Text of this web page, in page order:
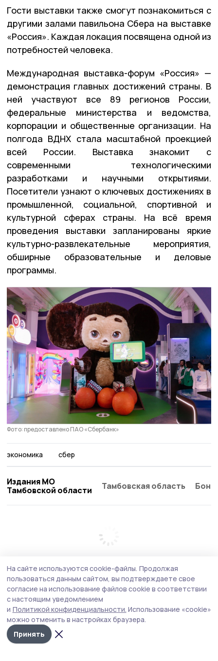
Гости выставки также смогут познакомиться с
другими залами павильона Сбера на выставке
«Россия». Каждая локация посвящена одной из
потребностей человека.
Международная выставка-форум «Россия» —
демонстрация главных достижений страны. В
ней участвуют все 89 регионов России,
федеральные министерства и ведомства,
корпорации и общественные организации. На
полгода ВДНХ стала масштабной проекцией
всей России. Выставка знакомит с
современными технологическими
разработками и научными открытиями.
Посетители узнают о ключевых достижениях в
промышленной, социальной, спортивной и
культурной сферах страны. На всё время
проведения выставки запланированы яркие
культурно-развлекательные мероприятия,
обширные образовательные и деловые
программы.
Фото: предоставлено ПАО «Сбербанк»
экономика сбер
Издания МО
Тамбовской области
Тамбовская область
На сайте используются cookie-файлы. Продолжая
пользоваться данным сайтом, вы подтверждаете свое
согласие на использование файлов cookie в соответствии
с настоящим уведомлением
и Политикой конфиденциальности. Использование «cookie»
можно отменить в настройках браузера.
Принять